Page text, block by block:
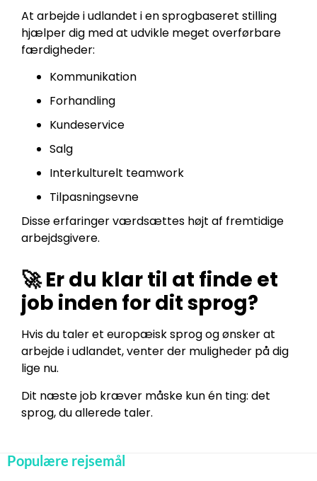
At arbejde i udlandet i en sprogbaseret stilling
hjælper dig med at udvikle meget overførbare
færdigheder:
Kommunikation
Forhandling
Kundeservice
Salg
Interkulturelt teamwork
Tilpasningsevne
Disse erfaringer værdsættes højt af fremtidige
arbejdsgivere.
🚀 Er du klar til at finde et
job inden for dit sprog?
Hvis du taler et europæisk sprog og ønsker at
arbejde i udlandet, venter der muligheder på dig
lige nu.
Dit næste job kræver måske kun én ting: det
sprog, du allerede taler.
Populære rejsemål